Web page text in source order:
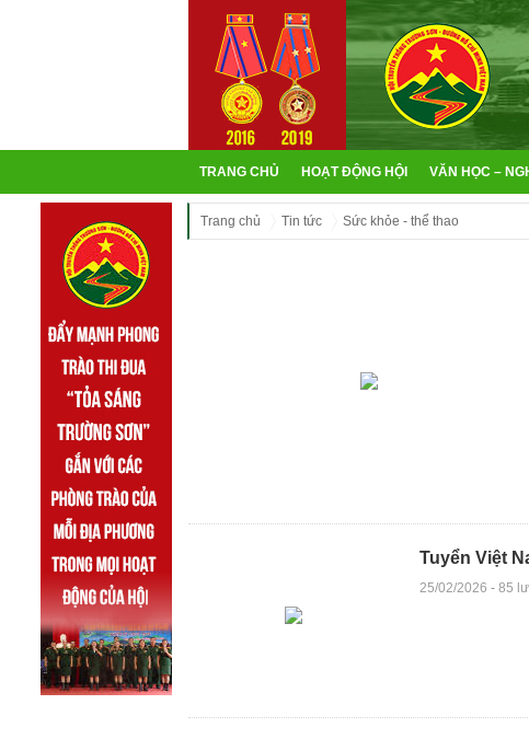
TRANG CHỦ HOẠT ĐỘNG HỘI VĂN HỌC –
Trang chủ Tin tức Sức khỏe - thể thao
Tuyển Việt
25/02/2026 - 85